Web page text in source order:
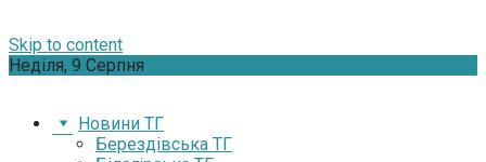
Skip to content
Неділя, 9 Серпня
Новини ТГ
Берездівська ТГ